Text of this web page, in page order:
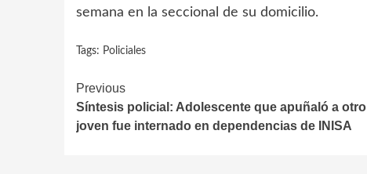
semana en la seccional de su domicilio.
Tags: Policiales
Continue
Reading
Previous
Síntesis policial: Adolescente que apuñaló a otro
joven fue internado en dependencias de INISA